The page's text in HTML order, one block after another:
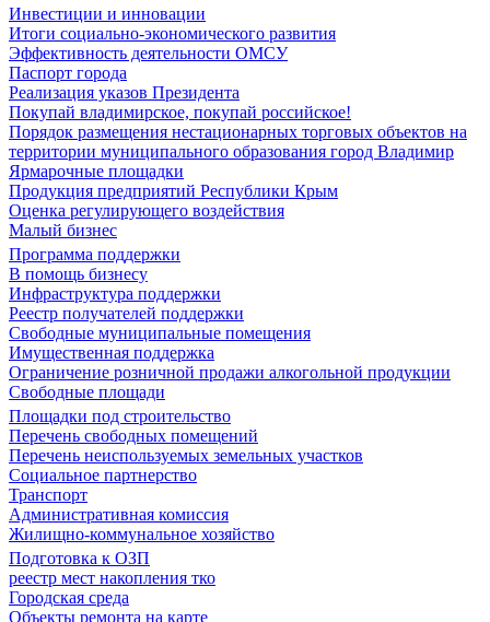
Инвестиции и инновации
Итоги социально-экономического развития
Эффективность деятельности ОМСУ
Паспорт города
Реализация указов Президента
Покупай владимирское, покупай российское!
Порядок размещения нестационарных торговых объектов на
территории муниципального образования город Владимир
Ярмарочные площадки
Продукция предприятий Республики Крым
Оценка регулирующего воздействия
Малый бизнес
Программа поддержки
В помощь бизнесу
Инфраструктура поддержки
Реестр получателей поддержки
Свободные муниципальные помещения
Имущественная поддержка
Ограничение розничной продажи алкогольной продукции
Свободные площади
Площадки под строительство
Перечень свободных помещений
Перечень неиспользуемых земельных участков
Социальное партнерство
Транспорт
Административная комиссия
Жилищно-коммунальное хозяйство
Подготовка к ОЗП
реестр мест накопления тко
Городская среда
Объекты ремонта на карте